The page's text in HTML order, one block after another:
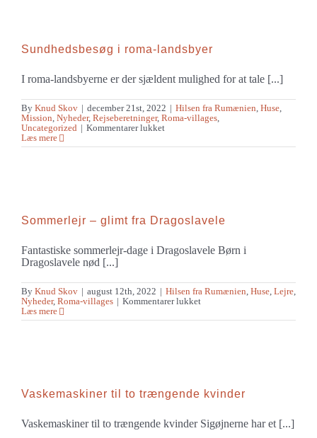
Sundhedsbesøg i roma-landsbyer
I roma-landsbyerne er der sjældent mulighed for at tale [...]
By Knud Skov | december 21st, 2022 | Hilsen fra Rumænien, Huse,
Mission, Nyheder, Rejseberetninger, Roma-villages,
Uncategorized | Kommentarer lukkettil
i
Læs mere
Sommerlejr – glimt fra Dragoslavele
Fantastiske sommerlejr-dage i Dragoslavele Børn i
Dragoslavele nød [...]
By Knud Skov | august 12th, 2022 | Hilsen fra Rumænien, Huse, Lejre,
Nyheder, Roma-villages | Kommentarer lukkettil
–
Læs mere
Vaskemaskiner til to trængende kvinder
Vaskemaskiner til to trængende kvinder Sigøjnerne har et [...]